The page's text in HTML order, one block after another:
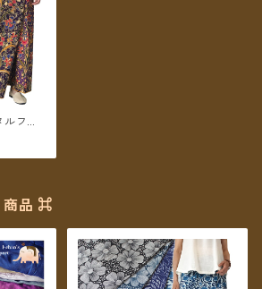
フラ
ロ
料】
商品 ⌘